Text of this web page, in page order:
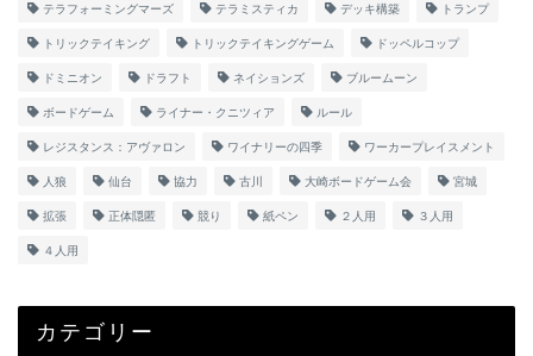
テラフォーミングマーズ テラミスティカ デッキ構築 トランプ
トリックテイキング トリックテイキングゲーム ドッペルコップ
ドミニオン ドラフト ネイションズ ブルームーン
ボードゲーム ライナー・クニツィア ルール
レジスタンス：アヴァロン ワイナリーの四季 ワーカープレイスメント
人狼 仙台 協力 古川 大崎ボードゲーム会 宮城
拡張 正体隠匿 競り 紙ペン ２人用 ３人用
４人用
カテゴリー